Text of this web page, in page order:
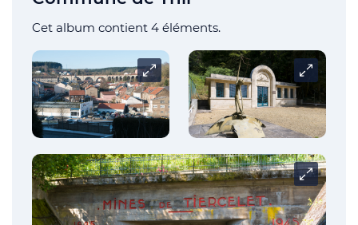
Cet album contient 4 éléments.
Carrousel